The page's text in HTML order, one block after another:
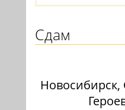
Сдам
Новосибирск,